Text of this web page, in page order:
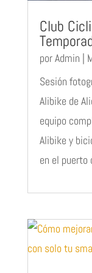
Club
porAdmin |
Sesión
Alibike de
equipo
Alibike y
en el puerto